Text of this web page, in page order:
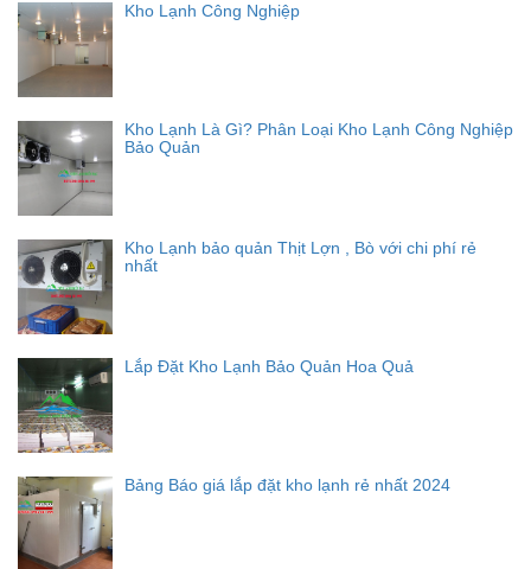
Kho Lạnh Công Nghiệp
Kho Lạnh Là Gì? Phân Loại Kho Lạnh Công Nghiệp
Bảo Quản
Kho Lạnh bảo quản Thịt Lợn , Bò với chi phí rẻ
nhất
Lắp Đặt Kho Lạnh Bảo Quản Hoa Quả
Bảng Báo giá lắp đặt kho lạnh rẻ nhất 2024